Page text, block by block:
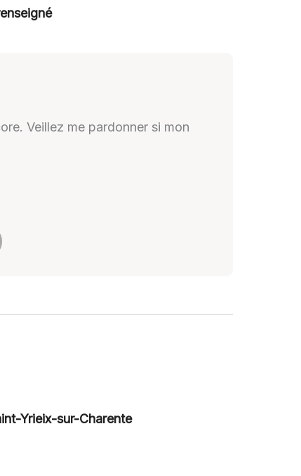
Veillez me pardonner si mon
Yrieix-sur-Charente